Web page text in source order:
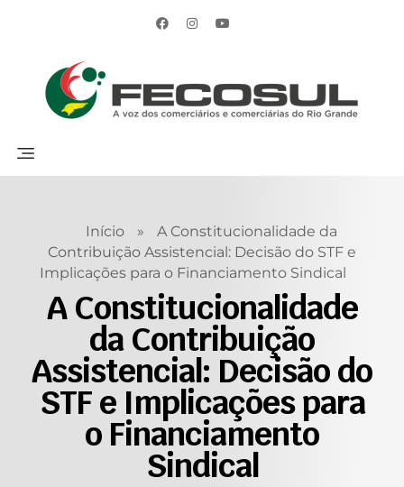
Início »
A Constitucionalidade da
Contribuição Assistencial: Decisão do STF e
Implicações para o Financiamento Sindical
A Constitucionalidade
da Contribuição
Assistencial: Decisão do
STF e Implicações para
o Financiamento
Sindical